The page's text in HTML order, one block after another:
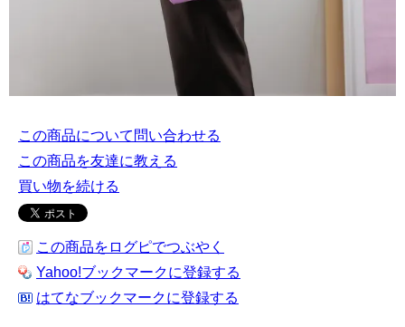
この商品について問い合わせる
この商品を友達に教える
買い物を続ける
この商品をログピでつぶやく
Yahoo!ブックマークに登録する
はてなブックマークに登録する